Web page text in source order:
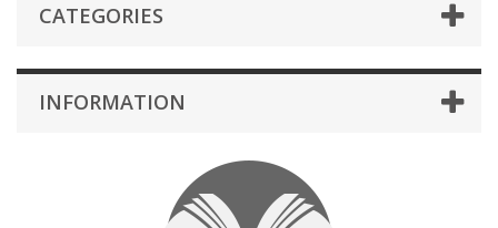
CATEGORIES
INFORMATION